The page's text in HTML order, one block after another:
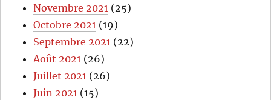
Novembre 2021 (25)
Octobre 2021 (19)
Septembre 2021 (22)
Août 2021 (26)
Juillet 2021 (26)
Juin 2021 (15)